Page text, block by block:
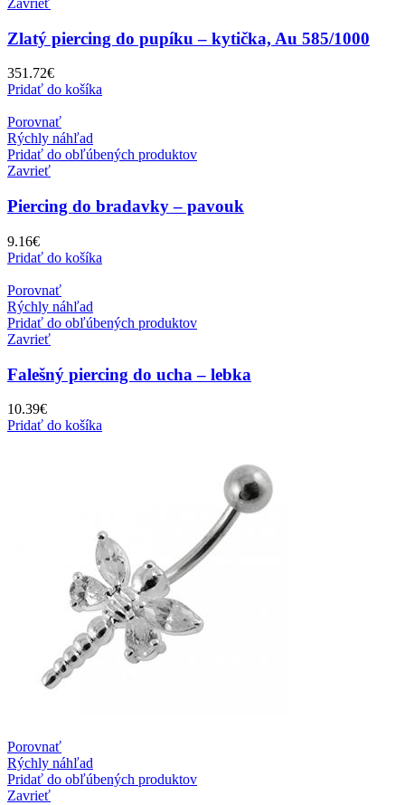
Zavrieť
Zlatý piercing do pupíku – kytička, Au 585/1000
351.72€
Pridať do košíka
Porovnať
Rýchly náhľad
Pridať do obľúbených produktov
Zavrieť
Piercing do bradavky – pavouk
9.16€
Pridať do košíka
Porovnať
Rýchly náhľad
Pridať do obľúbených produktov
Zavrieť
Falešný piercing do ucha – lebka
10.39€
Pridať do košíka
Porovnať
Rýchly náhľad
Pridať do obľúbených produktov
Zavrieť